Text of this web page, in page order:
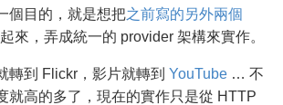
個目的，就是想把之前寫的另外兩個
來，弄成統一的 provider 架構來實作。
轉到 Flickr，影片就轉到 YouTube … 不
就高的多了，現在的實作只是從 HTTP